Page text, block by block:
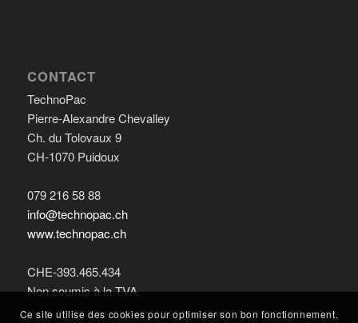
CONTACT
TechnoPac
Pierre-Alexandre Chevalley
Ch. du Tolovaux 9
CH-1070 Puidoux
079 216 58 88
info@technopac.ch
www.technopac.ch
CHE-393.465.434
Non soumis à la TVA
Ce site utilise des cookies pour optimiser son bon fonctionnement.